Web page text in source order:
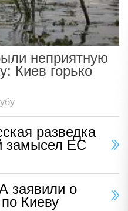
неприятную
Киев горько
разведка
замысел ЕС
заявили о
Киеву